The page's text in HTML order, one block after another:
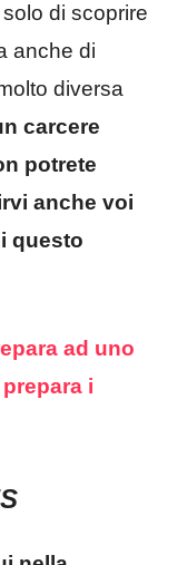
di scoprire
anche di
diversa
carcere
potrete
anche voi
questo
ad uno
i